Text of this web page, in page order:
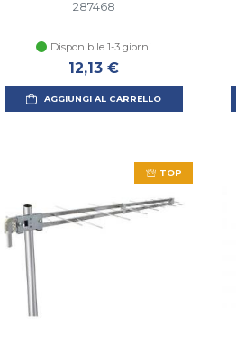
287468
Disponibile 1-3 giorni
12,13 €
AGGIUNGI AL CARRELLO
TOP